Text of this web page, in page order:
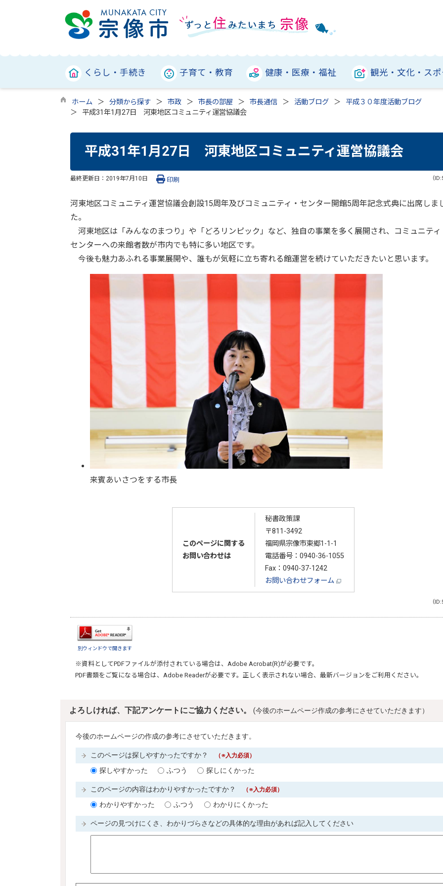
くらし・手続き 子育て・教育 健康・医療・福祉 観光・文化・ス
ホーム 分類から探す 市政 市長の部屋 市長通信 活動ブログ
平成３０年度活動ブログ
平成31年1月27日 河東地区コミュニティ運営協議会
平成31年1月27日 河東地区コミュニティ運営協議会
最終更新日： 2019年7月10日 （
印刷
河東地区コミュニティ運営協議会創設15周年及びコミュニティ・センター開館5周年記念式典に出席しま
た。
河東地区は「みんなのまつり」や「どろリンピック」など、独自の事業を多く展開され、コミュニティ
センターへの来館者数が市内でも特に多い地区です。
今後も魅力あふれる事業展開や、誰もが気軽に立ち寄れる館運営を続けていただきたいと思います。
来賓あいさつをする市長
このページに関する
お問い合わせは
秘書政策課
〒811-3492
福岡県宗像市東郷1-1-1
電話番号： 0940-36-1055
Fax：0940-37-1242
お問い合わせフォーム
（
別ウィンドウで開きます
※資料としてPDFファイルが添付されている場合は、 Adobe Acrobat(R)が必要です。
PDF書類をご覧になる場合は、 Adobe Readerが必要です。正しく表示されない場合、最新バージョンをご利用ください。